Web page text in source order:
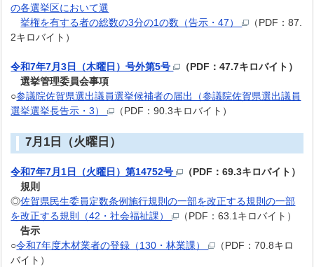
の各選挙区において選
挙権を有する者の総数の3分の1の数（告示・47）
（PDF：87.
2キロバイト）
令和7年7月3日（木曜日）号外第5号
（PDF：47.7キロバイト）
選挙管理委員会事項
○参議院佐賀県選出議員選挙候補者の届出（参議院佐賀県選出議員
選挙選挙長告示・3）
（PDF：90.3キロバイト）
7月1日（火曜日）
令和7年7月1日（火曜日）第14752号
（PDF：69.3キロバイト）
規則
◎佐賀県民生委員定数条例施行規則の一部を改正する規則の一部
を改正する規則（42・社会福祉課）
（PDF：63.1キロバイト）
告示
○令和7年度木材業者の登録（130・林業課）
（PDF：70.8キロ
バイト）